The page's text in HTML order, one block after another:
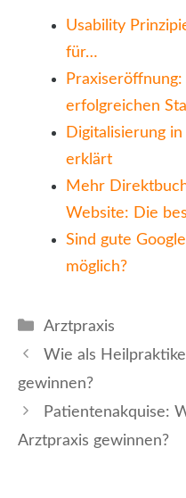
Usability
für…
erfolgreichen
Digitalisierung
erklärt
Mehr
Website: Die
Sind gute
möglich?
Kategorien
Arztpraxis
Wie als
gewinnen?
Patientenakquise:
Arztpraxis gewinnen?